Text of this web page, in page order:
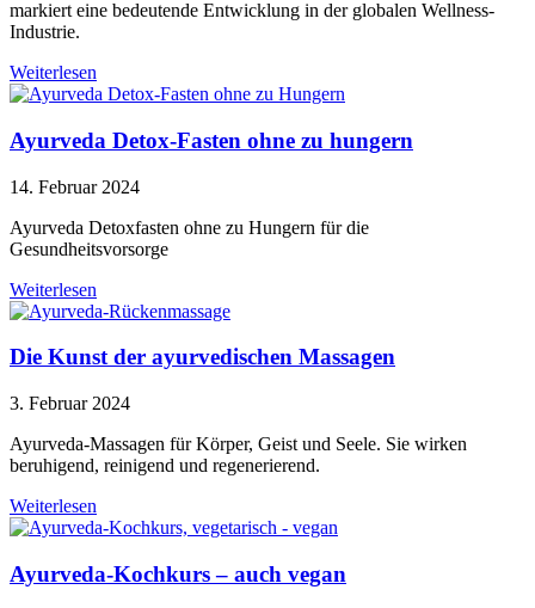
markiert eine bedeutende Entwicklung in der globalen Wellness-
Industrie.
Weiterlesen
Ayurveda Detox-Fasten ohne zu hungern
14. Februar 2024
Ayurveda Detoxfasten ohne zu Hungern für die
Gesundheitsvorsorge
Weiterlesen
Die Kunst der ayurvedischen Massagen
3. Februar 2024
Ayurveda-Massagen für Körper, Geist und Seele. Sie wirken
beruhigend, reinigend und regenerierend.
Weiterlesen
Ayurveda-Kochkurs – auch vegan